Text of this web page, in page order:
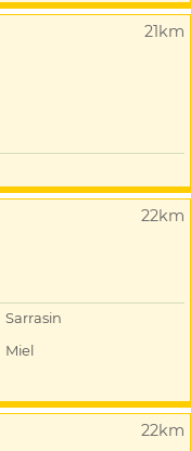
21km
22km
Sarrasin
Miel
22km